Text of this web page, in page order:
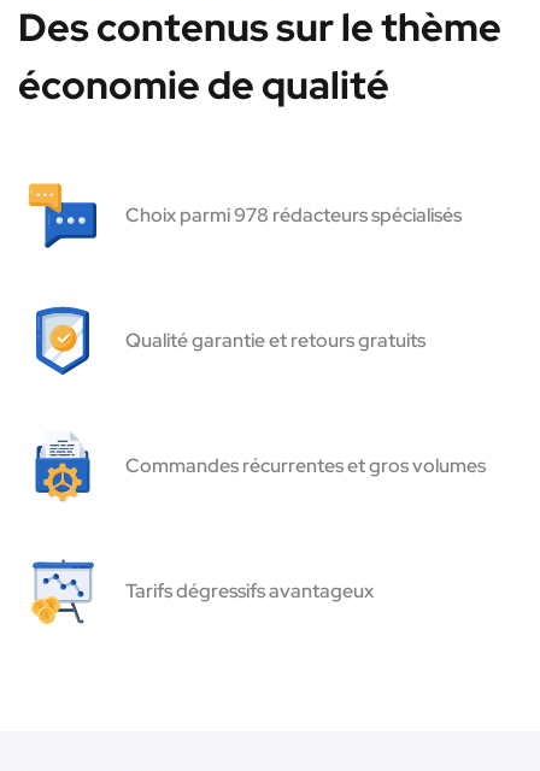
Des contenus sur le thème
économie de qualité
Choix parmi 978 rédacteurs spécialisés
Qualité garantie et retours gratuits
Commandes récurrentes et gros volumes
Tarifs dégressifs avantageux